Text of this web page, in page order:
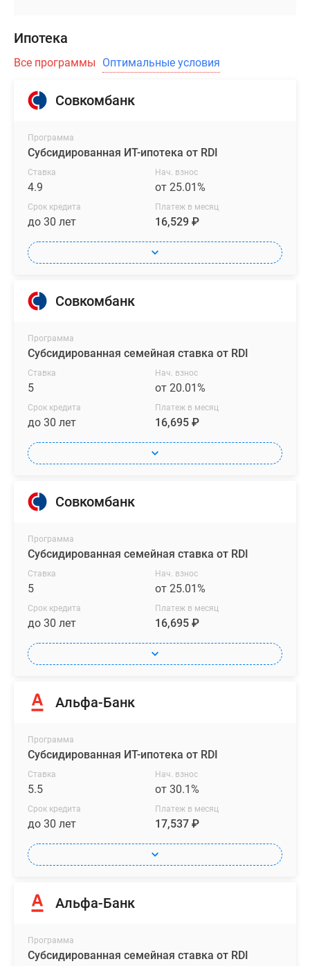
Ипотека
Все программы Оптимальные условия
Совкомбанк
Программа
Субсидированная ИТ-ипотека от RDI
Ставка
4.9
Нач. взнос
от 25.01%
Срок кредита
до 30 лет
Платеж в месяц
16,529 ₽
Совкомбанк
Программа
Субсидированная семейная ставка от RDI
Ставка
5
Нач. взнос
от 20.01%
Срок кредита
до 30 лет
Платеж в месяц
16,695 ₽
Совкомбанк
Программа
Субсидированная семейная ставка от RDI
Ставка
5
Нач. взнос
от 25.01%
Срок кредита
до 30 лет
Платеж в месяц
16,695 ₽
Альфа-Банк
Программа
Субсидированная ИТ-ипотека от RDI
Ставка
5.5
Нач. взнос
от 30.1%
Срок кредита
до 30 лет
Платеж в месяц
17,537 ₽
Альфа-Банк
Программа
Субсидированная семейная ставка от RDI